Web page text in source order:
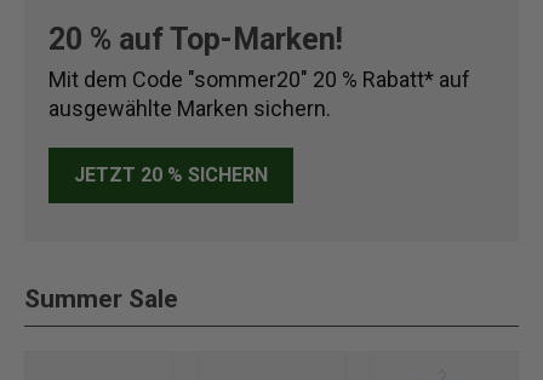
20 % auf Top-Marken!
Mit dem Code "sommer20" 20 % Rabatt* auf
ausgewählte Marken sichern.
JETZT 20 % SICHERN
Summer Sale